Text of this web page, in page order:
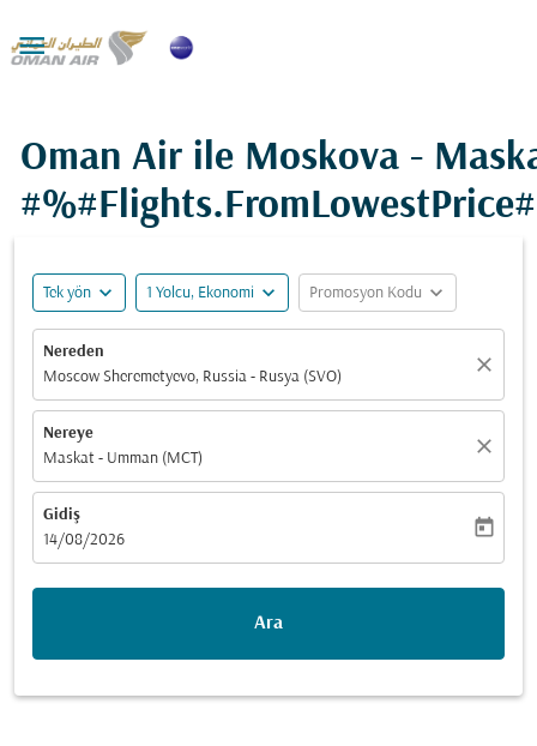

Oman Air ile Moskova -
Tek yön expand_more 1 Yolcu, Ekonomi expand_more Promosyon Kodu expand_more
Nereden
Moscow Sheremetyevo, Russia - Rusya (SVO)
close
Nereye
Maskat - Umman (MCT)
close
Gidiş
fc-booking-departure-date-aria-label
14/08/2026
today
Ara